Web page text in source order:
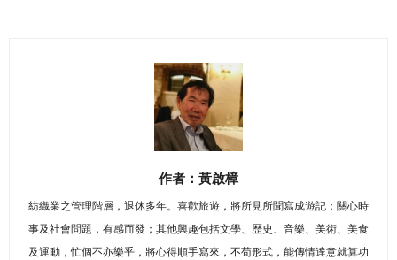
作者：黃啟樟
紡織業之管理階層，退休多年。喜歡旅遊，將所見所聞寫成遊記；關心時
事及社會問題，有感而發；其他興趣包括文學、歴史、音樂、美術、美食
及運動，忙個不亦樂乎，將心得順手寫來，不苟形式，能傳情達意就算功